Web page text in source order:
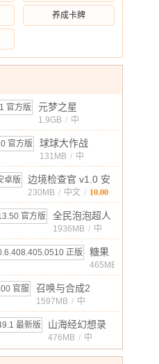
养成卡牌
元梦之星
v1.3.37.1 官方版
1.9GB / 中
文 / 10.00
球球大作战
v19.3.0 官方版
131MB / 中
文 / 10.00
边境检查官 v1.0 安
卓版
230MB / 中文 / 10.00
全民泡泡超人
v2.13.50 官方
版
1936MB / 中
文 / 10.00
糖果
精灵
465MB
中
召唤与合成2
v2.2.00 官服
1597MB / 中
文 / 10.00
山海经幻想录
v1.49.1 最新版
476MB / 中
文 / 10.00